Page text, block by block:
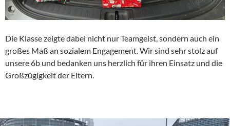
Die Klasse zeigte dabei nicht nur Teamgeist, sondern auch ein
großes Maß an sozialem Engagement. Wir sind sehr stolz auf
unsere 6b und bedanken uns herzlich für ihren Einsatz und die
Großzügigkeit der Eltern.